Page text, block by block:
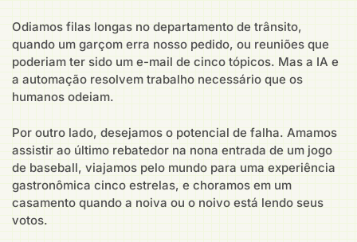
Odiamos filas longas no departamento de trânsito,
quando um garçom erra nosso pedido, ou reuniões que
poderiam ter sido um e-mail de cinco tópicos. Mas a IA e
a automação resolvem trabalho necessário que os
humanos odeiam.
Por outro lado, desejamos o potencial de falha. Amamos
assistir ao último rebatedor na nona entrada de um jogo
de baseball, viajamos pelo mundo para uma experiência
gastronômica cinco estrelas, e choramos em um
casamento quando a noiva ou o noivo está lendo seus
votos.